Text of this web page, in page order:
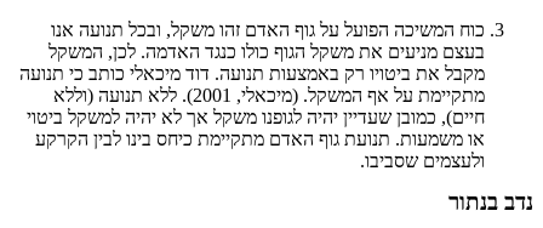
כוח המשיכה הפועל על גוף האדם זהו משקל, ובכל תנועה אנו
בעצם מניעים את משקל הגוף כולו כנגד האדמה. לכן, המשקל
מקבל את ביטויו רק באמצעות תנועה. דוד מיכאלי כותב כי תנועה
מתקיימת על אף המשקל. (מיכאלי, 2001). ללא תנועה (וללא
חיים), כמובן שעדיין יהיה לגופנו משקל אך לא יהיה למשקל ביטוי
או משמעות. תנועת גוף האדם מתקיימת כיחס בינו לבין הקרקע
ולעצמים שסביבו.
נדב בנתור